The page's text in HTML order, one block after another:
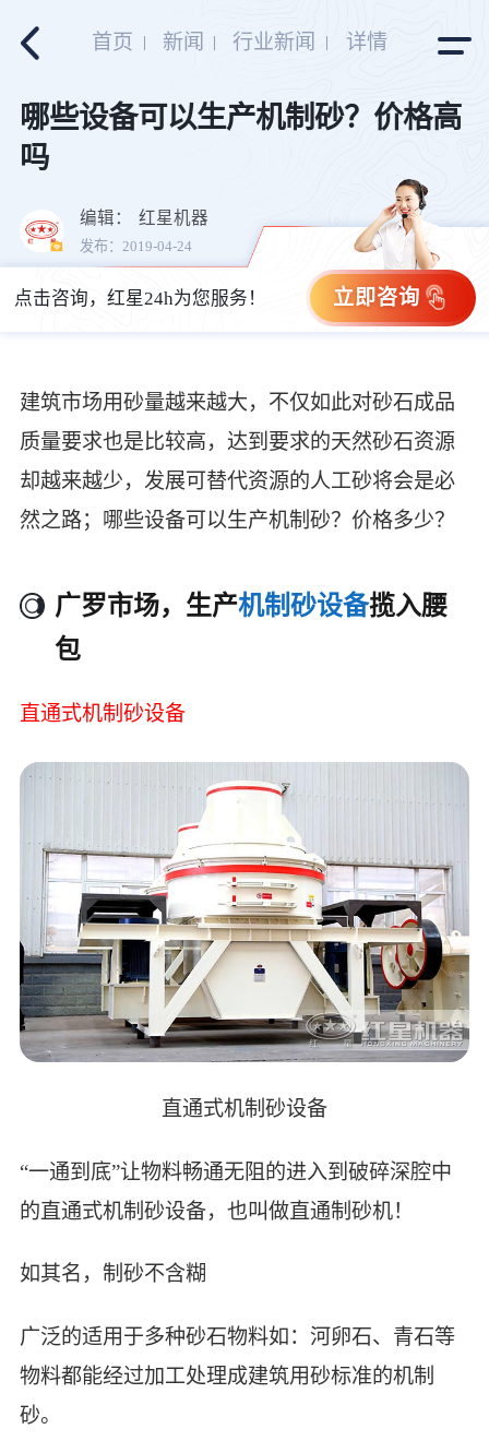
首页 新闻 行业新闻 详情
哪些设备可以生产机制砂？价格高
吗
编辑： 红星机器
发布：2019-04-24
立即咨询
点击咨询，红星24h为您服务！
建筑市场用砂量越来越大，不仅如此对砂石成品
质量要求也是比较高，达到要求的天然砂石资源
却越来越少，发展可替代资源的人工砂将会是必
然之路；哪些设备可以生产机制砂？价格多少？
广罗市场，生产机制砂设备揽入腰
包
直通式机制砂设备
直通式机制砂设备
“一通到底”让物料畅通无阻的进入到破碎深腔中
的直通式机制砂设备，也叫做直通制砂机！
如其名，制砂不含糊
广泛的适用于多种砂石物料如：河卵石、青石等
物料都能经过加工处理成建筑用砂标准的机制
砂。